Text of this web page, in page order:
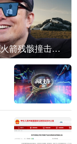
SpaceX火箭残骸撞击月球